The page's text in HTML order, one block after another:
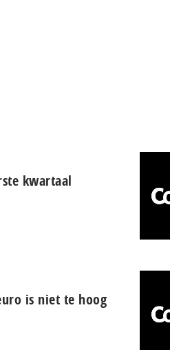
kwartaal
is niet te hoog